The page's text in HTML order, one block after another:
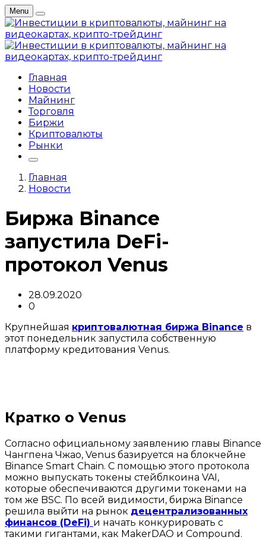
Menu
Главная
Новости
Майнинг
Торговля
Биржи
Криптовалюты
Рынки
Главная
Новости
Биржа Binance
запустила DeFi-
протокол Venus
28.09.2020
0
Крупнейшая криптовалютная биржа Binance в
этот понедельник запустила собственную
платформу кредитования Venus.
Кратко о Venus
Согласно официальному заявлению главы Binance
Чангпена Чжао, Venus базируется на блокчейне
Binance Smart Chain. С помощью этого протокола
можно выпускать токены стейблкоина VAI,
которые обеспечиваются другими токенами на
том же BSC. По всей видимости, биржа Binance
решила выйти на рынок децентрализованных
финансов (DeFi) и начать конкурировать с
такими гигантами, как MakerDAO и Compound.